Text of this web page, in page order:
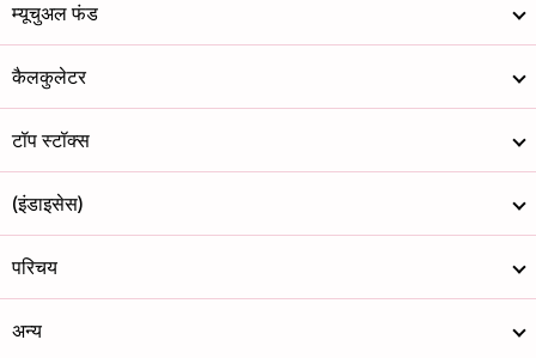
म्यूचुअल फंड
कैलकुलेटर
टॉप स्टॉक्स
(इंडाइसेस)
परिचय
अन्य